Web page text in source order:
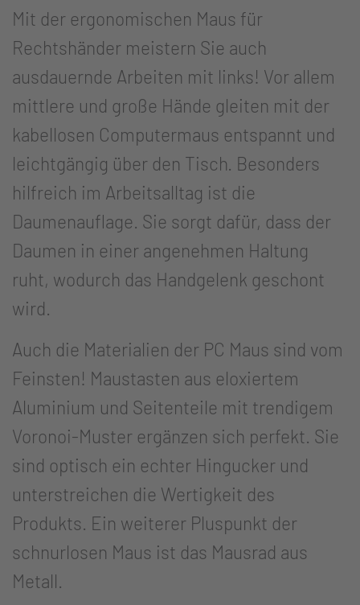
Mit der ergonomischen Maus für
Rechtshänder meistern Sie auch
ausdauernde Arbeiten mit links! Vor allem
mittlere und große Hände gleiten mit der
kabellosen Computermaus entspannt und
leichtgängig über den Tisch. Besonders
hilfreich im Arbeitsalltag ist die
Daumenauflage. Sie sorgt dafür, dass der
Daumen in einer angenehmen Haltung
ruht, wodurch das Handgelenk geschont
wird.
Auch die Materialien der PC Maus sind vom
Feinsten! Maustasten aus eloxiertem
Aluminium und Seitenteile mit trendigem
Voronoi-Muster ergänzen sich perfekt. Sie
sind optisch ein echter Hingucker und
unterstreichen die Wertigkeit des
Produkts. Ein weiterer Pluspunkt der
schnurlosen Maus ist das Mausrad aus
Metall.